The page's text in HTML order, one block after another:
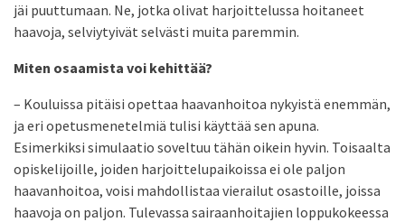
jäi puuttumaan. Ne, jotka olivat harjoittelussa hoitaneet
haavoja, selviytyivät selvästi muita paremmin.
Miten osaamista voi kehittää?
– Kouluissa pitäisi opettaa haavanhoitoa nykyistä enemmän,
ja eri opetusmenetelmiä tulisi käyttää sen apuna.
Esimerkiksi simulaatio soveltuu tähän oikein hyvin. Toisaalta
opiskelijoille, joiden harjoittelupaikoissa ei ole paljon
haavanhoitoa, voisi mahdollistaa vierailut osastoille, joissa
haavoja on paljon. Tulevassa sairaanhoitajien loppukokeessa